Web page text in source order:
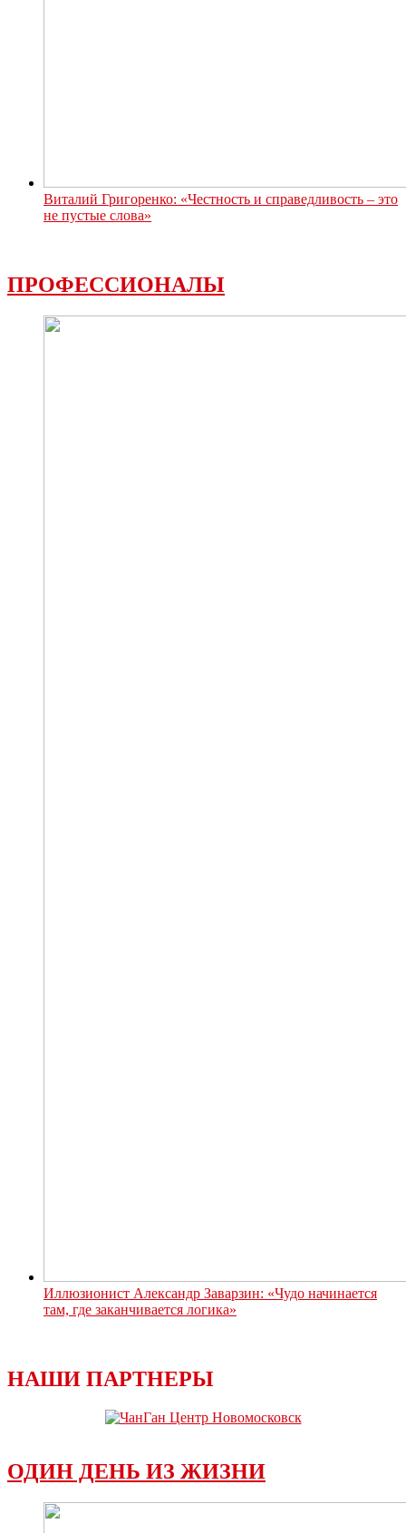
Виталий Григоренко: «Честность и справедливость – это
не пустые слова»
ПРОФЕССИОНАЛЫ
Иллюзионист Александр Заварзин: «Чудо начинается
там, где заканчивается логика»
НАШИ ПАРТНЕРЫ
ОДИН ДЕНЬ ИЗ ЖИЗНИ